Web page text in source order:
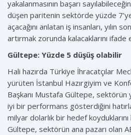
yakalanmasının başarı
düşen paritenin sektörde yüzde
açacağını anlatan iş insanları, yılın
artırmak zorunda kalacaklarını ifade
Gültepe: Yüzde 5 düşüş olabilir
Hali hazırda Türkiye İhracatçılar
yürüten İstanbul Hazırgiyim ve
Başkanı Mustafa Gültepe, sektörün
iyi bir performans gösterdiğini
milyar dolarlık bir hedef
Gültepe, sektörün ana pazarı olan